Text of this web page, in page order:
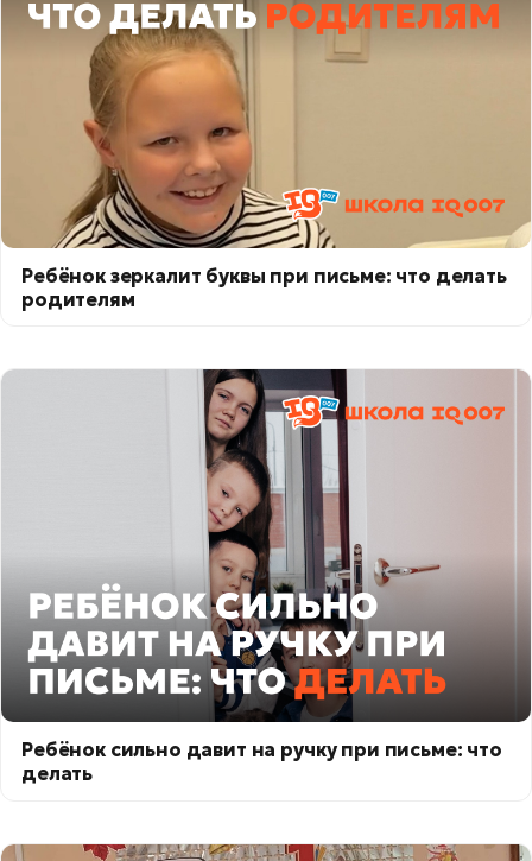
Ребёнок зеркалит буквы при письме: что делать
родителям
Ребёнок сильно давит на ручку при письме: что
делать